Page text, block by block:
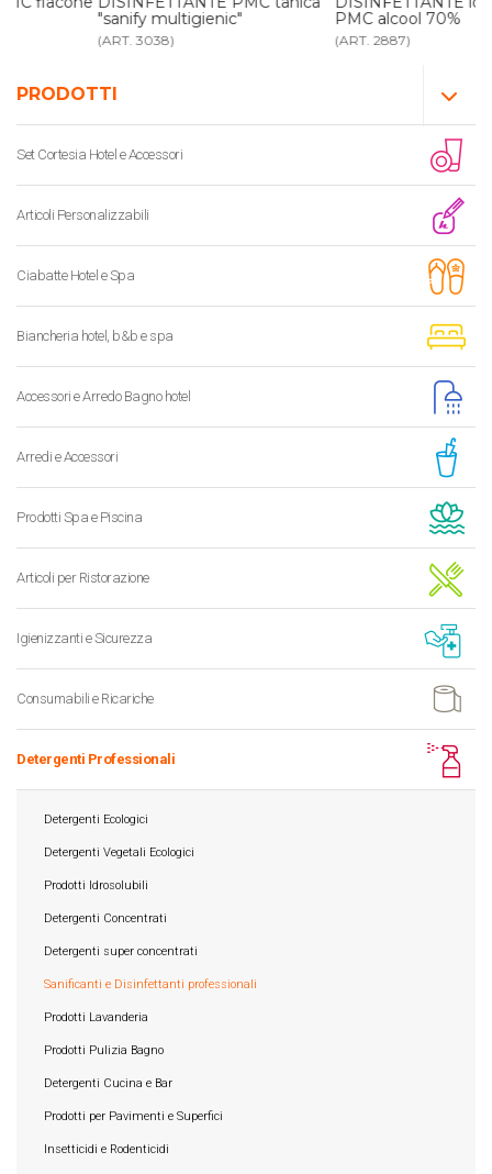
PRODOTTI
Set Cortesia Hotel e Accessori
Articoli Personalizzabili
Ciabatte Hotel e Spa
Biancheria hotel, b&b e spa
Accessori e Arredo Bagno hotel
Arredi e Accessori
Prodotti Spa e Piscina
Articoli per Ristorazione
Igienizzanti e Sicurezza
Consumabili e Ricariche
Detergenti Professionali
Detergenti Ecologici
Detergenti Vegetali Ecologici
Prodotti Idrosolubili
Detergenti Concentrati
Detergenti super concentrati
Sanificanti e Disinfettanti professionali
Prodotti Lavanderia
Prodotti Pulizia Bagno
Detergenti Cucina e Bar
Prodotti per Pavimenti e Superfici
Insetticidi e Rodenticidi
"sanify multigienic"
PMC alcool 70%